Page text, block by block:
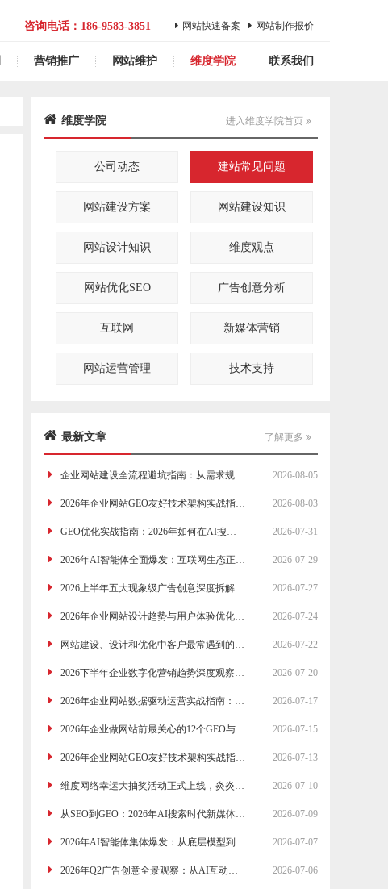
咨询电话：186-9583-3851 网站快速备案 网站制作报价
营销推广 网站维护 维度学院 联系我们
进入维度学院首页
维度学院
公司动态 建站常见问题
网站建设方案 网站建设知识
网站设计知识 维度观点
网站优化SEO 广告创意分析
互联网 新媒体营销
网站运营管理 技术支持
了解更多
最新文章
2026-08-05
企业网站建设全流程避坑指南：从需求规划到上线运营的20个关键问题
2026-08-03
2026年企业网站GEO友好技术架构实战指南：从服务器选型到前端优化的完整方案
2026-07-31
GEO优化实战指南：2026年如何在AI搜索时代重新定义品牌新媒体营销策略
2026-07-29
2026年AI智能体全面爆发：互联网生态正在被重新定义的三个底层逻辑
2026-07-27
2026上半年五大现象级广告创意深度拆解：品牌营销的底层逻辑正在被重写
2026-07-24
2026年企业网站设计趋势与用户体验优化：从布局到交互的完整指南
2026-07-22
网站建设、设计和优化中客户最常遇到的12个实际难题与解决思路
2026-07-20
2026下半年企业数字化营销趋势深度观察：AI搜索重构流量格局，GEO成为品牌必选项
2026-07-17
2026年企业网站数据驱动运营实战指南：从流量分析到转化优化的完整体系
2026-07-15
2026年企业做网站前最关心的12个GEO与网站建设问题全解析
2026-07-13
2026年企业网站GEO友好技术架构实战指南：从页面结构到数据接口的完整技术方案
2026-07-10
维度网络幸运大抽奖活动正式上线，炎炎夏日来点小惊喜
2026-07-09
从SEO到GEO：2026年AI搜索时代新媒体营销策略的全面升级路线图
2026-07-07
2026年AI智能体集体爆发：从底层模型到应用生态的互联网产业大洗牌
2026-07-06
2026年Q2广告创意全景观察：从AI互动广告到情绪共鸣营销，4大创新方向的深度分析